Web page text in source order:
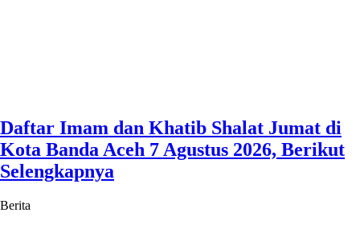
Daftar Imam dan Khatib Shalat Jumat di
Kota Banda Aceh 7 Agustus 2026, Berikut
Selengkapnya
Berita